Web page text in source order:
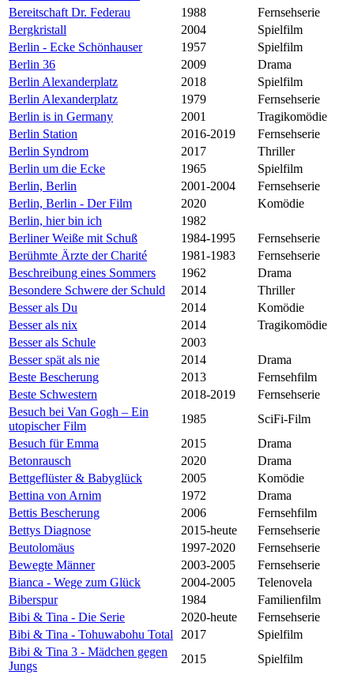
Bereitschaft Dr. Federau
1988
Fernsehserie
Bergkristall
2004
Spielfilm
Berlin - Ecke Schönhauser
1957
Spielfilm
Berlin 36
2009
Drama
Berlin Alexanderplatz
2018
Spielfilm
Berlin Alexanderplatz
1979
Fernsehserie
Berlin is in Germany
2001
Tragikomödie
Berlin Station
2016-2019
Fernsehserie
Berlin Syndrom
2017
Thriller
Berlin um die Ecke
1965
Spielfilm
Berlin, Berlin
2001-2004
Fernsehserie
Berlin, Berlin - Der Film
2020
Komödie
Berlin, hier bin ich
1982
Berliner Weiße mit Schuß
1984-1995
Fernsehserie
Berühmte Ärzte der Charité
1981-1983
Fernsehserie
Beschreibung eines Sommers
1962
Drama
Besondere Schwere der Schuld
2014
Thriller
Besser als Du
2014
Komödie
Besser als nix
2014
Tragikomödie
Besser als Schule
2003
Besser spät als nie
2014
Drama
Beste Bescherung
2013
Fernsehfilm
Beste Schwestern
2018-2019
Fernsehserie
Besuch bei Van Gogh – Ein
utopischer Film
1985
SciFi-Film
Besuch für Emma
2015
Drama
Betonrausch
2020
Drama
Bettgeflüster & Babyglück
2005
Komödie
Bettina von Arnim
1972
Drama
Bettis Bescherung
2006
Fernsehfilm
Bettys Diagnose
2015-heute
Fernsehserie
Beutolomäus
1997-2020
Fernsehserie
Bewegte Männer
2003-2005
Fernsehserie
Bianca - Wege zum Glück
2004-2005
Telenovela
Biberspur
1984
Familienfilm
Bibi & Tina - Die Serie
2020-heute
Fernsehserie
Bibi & Tina - Tohuwabohu Total
2017
Spielfilm
Bibi & Tina 3 - Mädchen gegen
Jungs
2015
Spielfilm